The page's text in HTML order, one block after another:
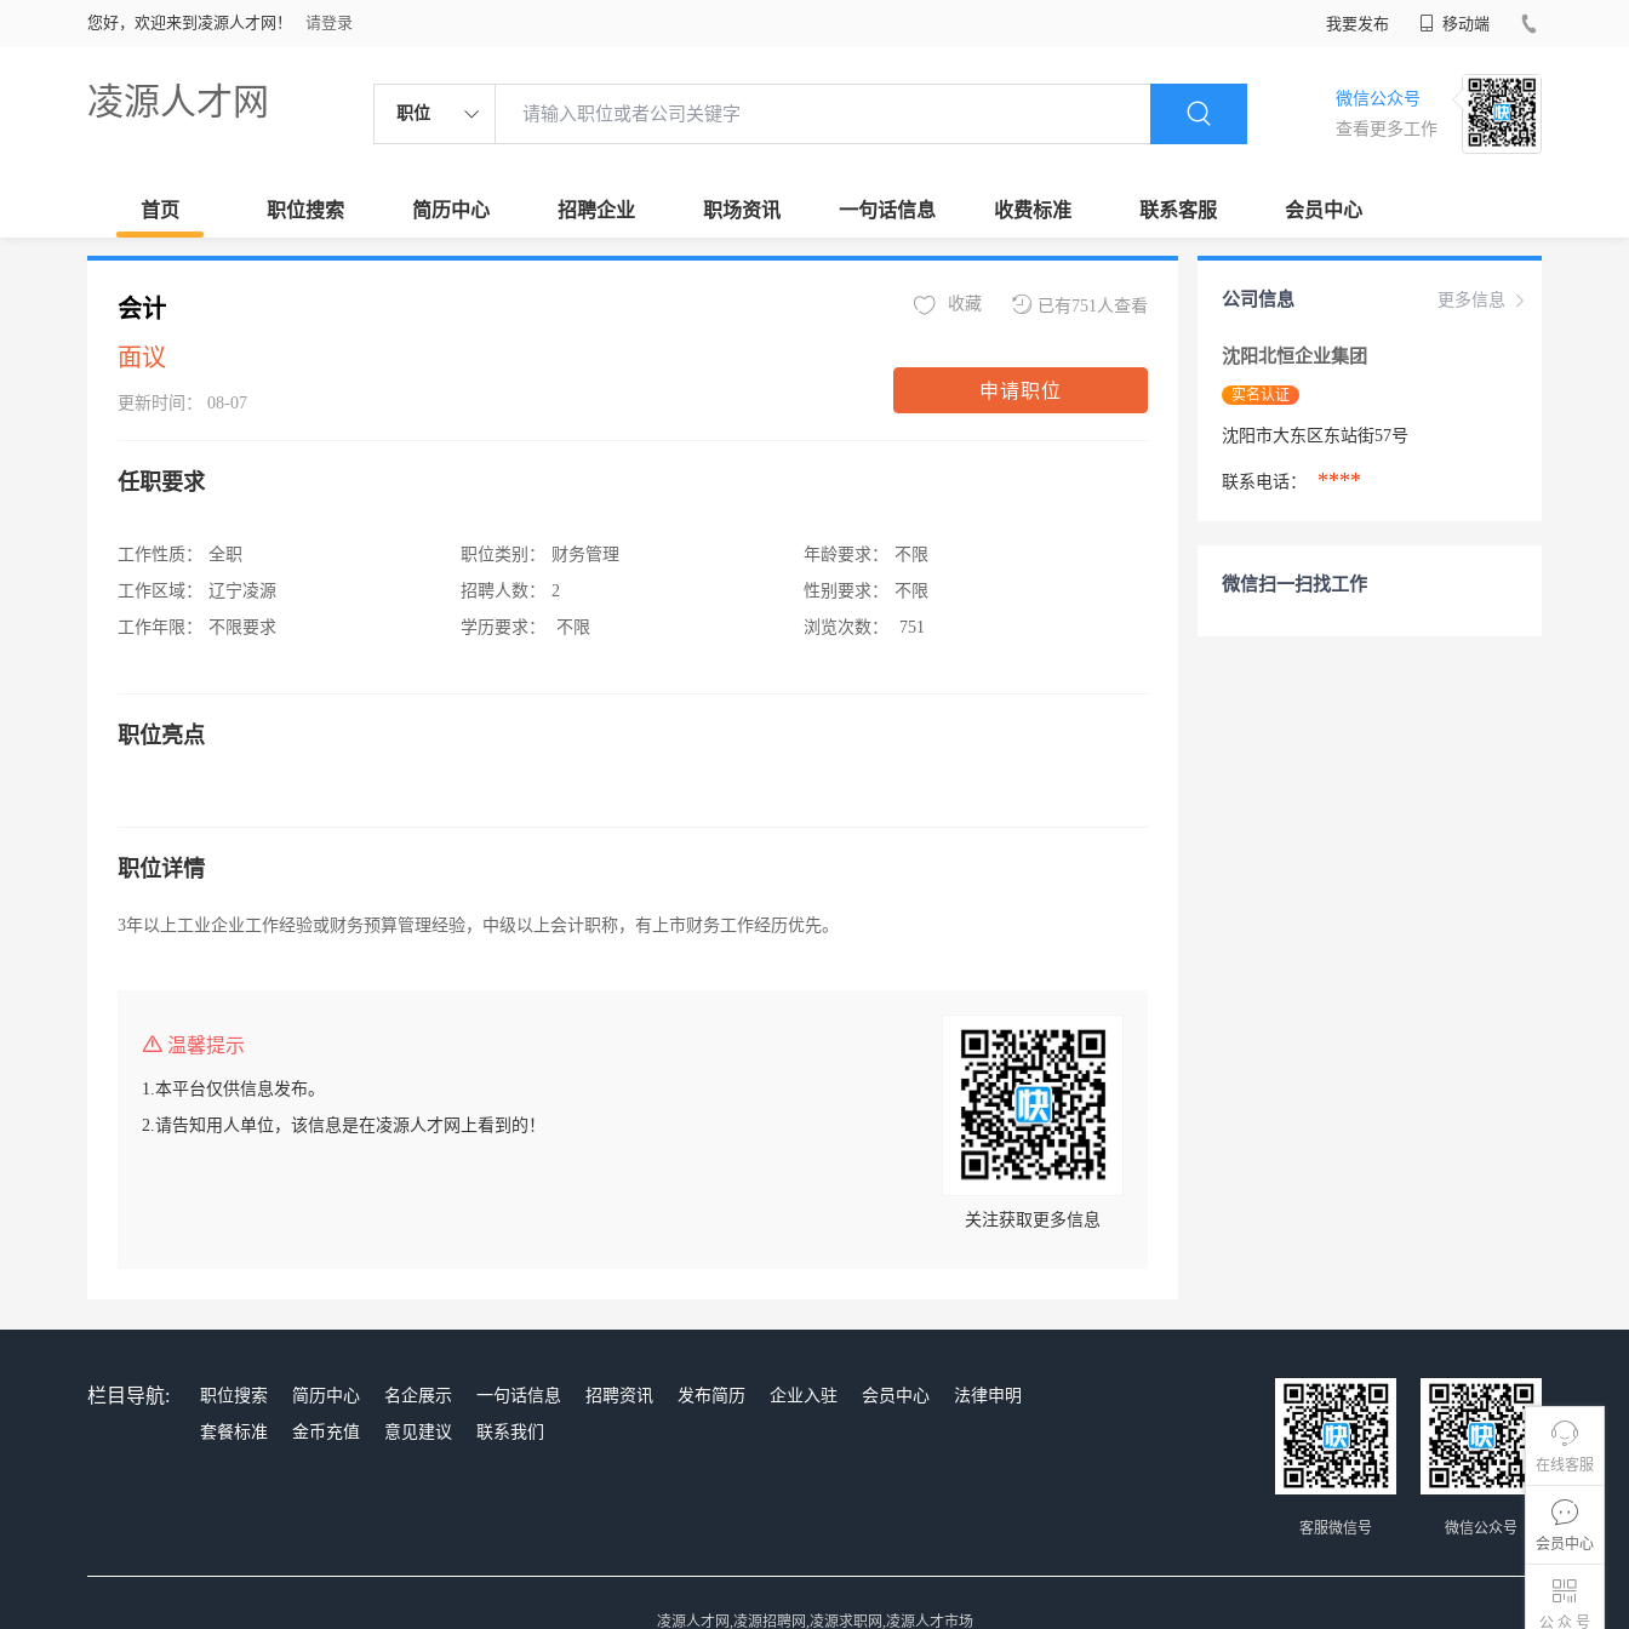
您好，欢迎来到凌源人才网！ 请登录 我要发布 移动端
凌源人才网 职位
微信公众号
查看更多工作
首页 职位搜索 简历中心 招聘企业 职场资讯 一句话信息 收费标准 联系客服 会员中心
在线客服
会员中心
公 众 号
会计
面议
更新时间： 08-07
已有751人查看
收藏
申请职位
任职要求
工作性质：
全职
工作区域：
辽宁凌源
工作年限：
不限要求
职位类别：
财务管理
招聘人数：
2
学历要求：
不限
年龄要求：
不限
性别要求：
不限
浏览次数：
751
职位亮点
职位详情
3年以上工业企业工作经验或财务预算管理经验，中级以上会计职称，有上市财务工作经历优先。
温馨提示
1.本平台仅供信息发布。
2.请告知用人单位，该信息是在凌源人才网上看到的！
关注获取更多信息
更多信息
公司信息
沈阳北恒企业集团
实名认证
沈阳市大东区东站街57号
联系电话： ****
微信扫一扫找工作
栏目导航: 职位搜索 简历中心 名企展示 一句话信息 招聘资讯 发布简历 企业入驻 会员中心
法律申明
套餐标准
金币充值 意见建议 联系我们
微信公众号
客服微信号
凌源人才网,凌源招聘网,凌源求职网,凌源人才市场